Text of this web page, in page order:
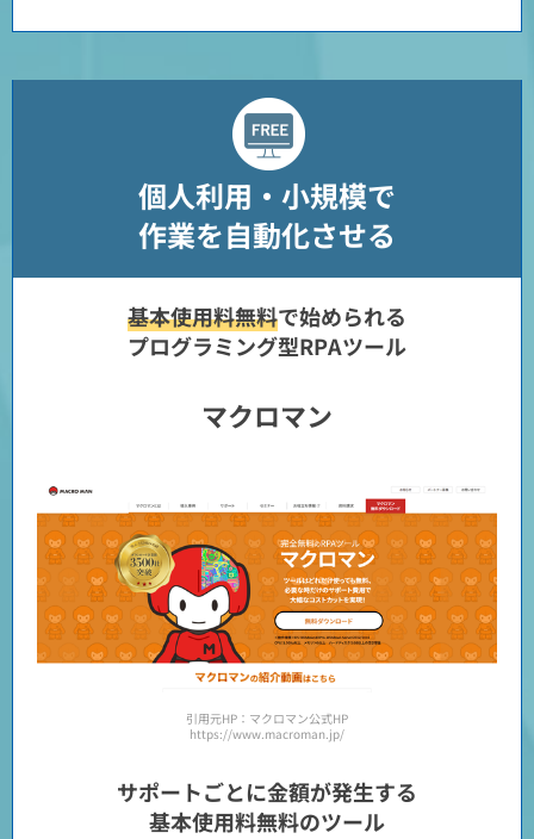
個人利用・小規模で
作業を自動化させる
基本使用料無料で始められる
プログラミング型RPAツール
マクロマン
引用元HP：マクロマン公式HP
https://www.macroman.jp/
サポートごとに金額が発生する
基本使用料無料のツール